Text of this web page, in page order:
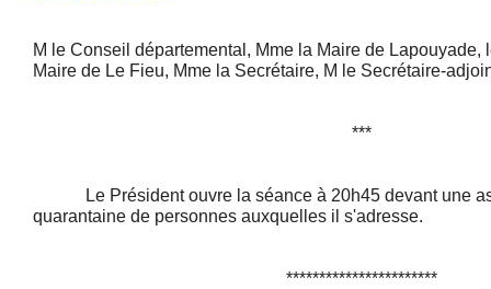
M le Conseil départemental, Mme la Maire de Lapouyade,
Maire de Le Fieu, Mme la Secrétaire, M le Secrétaire-
***
Le Président ouvre la séance à 20h45 devant une
quarantaine de personnes auxquelles il s'adresse.
***********************